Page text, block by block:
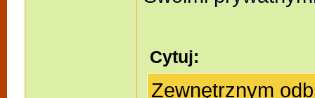
Cytuj:
Zewnętrznym